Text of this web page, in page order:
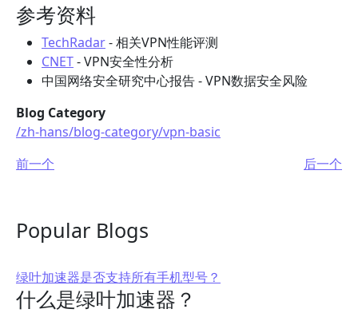
参考资料
TechRadar- 相关VPN性能评测
CNET- VPN安全性分析
中国网络安全研究中心报告 - VPN数据安全风险
Blog Category
/zh-hans/blog-category/vpn-basic
前一个
后一个
Popular Blogs
绿叶加速器是否支持所有手机型号？
什么是绿叶加速器？